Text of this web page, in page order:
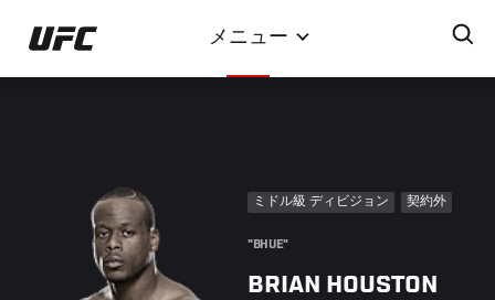
イ
ン
メニュー
ミドル級 ディビジョン 契約外
"BHUE"
BRIAN HOUSTON